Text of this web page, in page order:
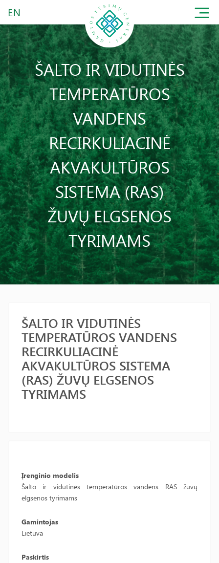
EN
ŠALTO IR VIDUTINĖS
TEMPERATŪROS
VANDENS
RECIRKULIACINĖ
AKVAKULTŪROS
SISTEMA (RAS)
ŽUVŲ ELGSENOS
TYRIMAMS
ŠALTO IR VIDUTINĖS
TEMPERATŪROS VANDENS
RECIRKULIACINĖ
AKVAKULTŪROS SISTEMA
(RAS) ŽUVŲ ELGSENOS
TYRIMAMS
Įrenginio modelis
Šalto ir vidutinės temperatūros vandens RAS žuvų
elgsenos tyrimams
Gamintojas
Lietuva
Paskirtis